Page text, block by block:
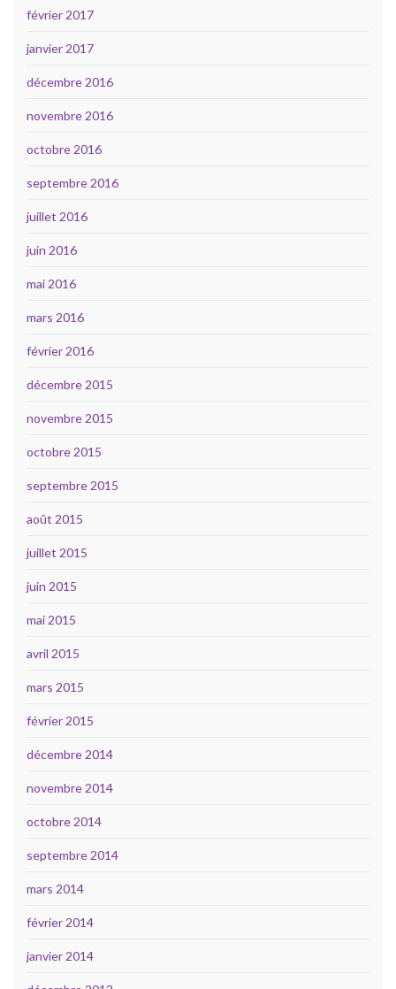
février 2017
janvier 2017
décembre 2016
novembre 2016
octobre 2016
septembre 2016
juillet 2016
juin 2016
mai 2016
mars 2016
février 2016
décembre 2015
novembre 2015
octobre 2015
septembre 2015
août 2015
juillet 2015
juin 2015
mai 2015
avril 2015
mars 2015
février 2015
décembre 2014
novembre 2014
octobre 2014
septembre 2014
mars 2014
février 2014
janvier 2014